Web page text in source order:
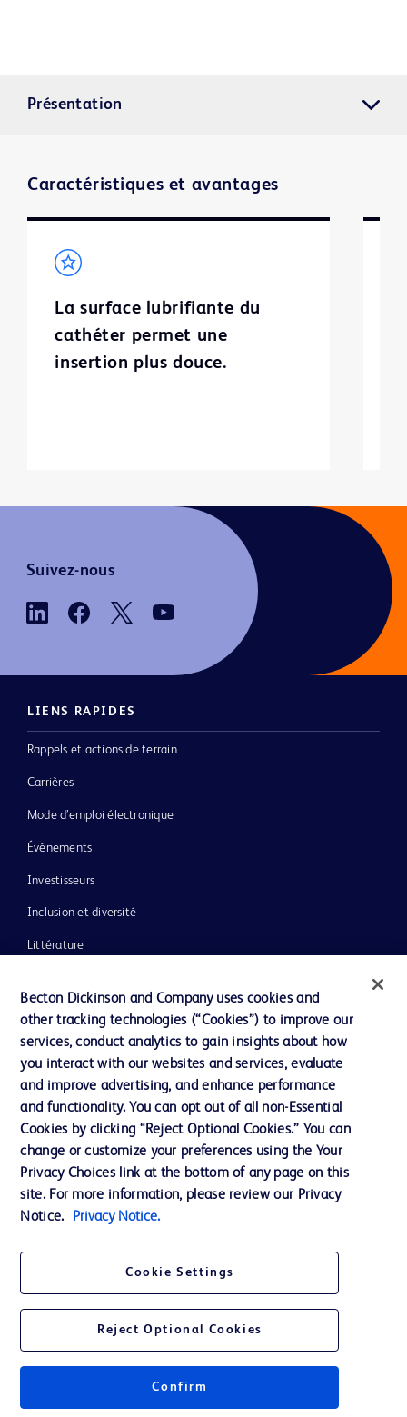
Présentation
Caractéristiques et avantages
La surface lubrifiante du
cathéter permet une
insertion plus douce.
Suivez-nous
LIENS RAPIDES
Rappels et actions de terrain
Carrières
Mode d’emploi électronique
Événements
Investisseurs
Inclusion et diversité
Littérature
Notre entreprise
Éthique et conformité
Nous contacter
Préférences en matière de cookies
Confidentialité
Accessibilité du site Web
© 2026 BD. Tous droits réservés. BD et le logo de BD sont des marques
Becton Dickinson and Company uses cookies and
other tracking technologies (“Cookies”) to improve our
services, conduct analytics to gain insights about how
you interact with our websites and services, evaluate
and improve advertising, and enhance performance
and functionality. You can opt out of all non-Essential
Cookies by clicking “Reject Optional Cookies.” You can
change or customize your preferences using the Your
Privacy Choices link at the bottom of any page on this
site. For more information, please review our Privacy
Notice.
Privacy Notice.
Cookie Settings
Reject Optional Cookies
Confirm